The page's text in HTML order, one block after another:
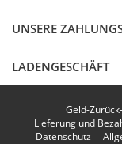
UNSERE
LADENGESCHÄFT
Geld-
Lieferung und
Datenschutz